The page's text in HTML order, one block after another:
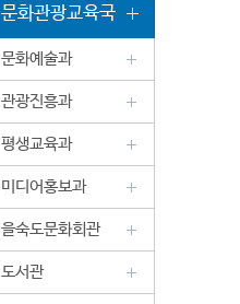
문화관광교육국
문화예술과
관광진흥과
평생교육과
미디어홍보과
을숙도문화회관
도서관